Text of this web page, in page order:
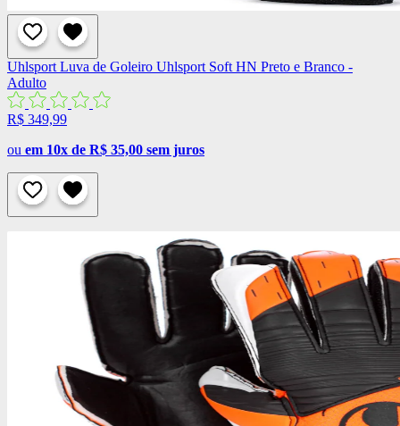
Uhlsport Luva de Goleiro Uhlsport Soft HN Preto e Branco -
Adulto
R$ 349,99
ou em 10x de R$ 35,00 sem juros